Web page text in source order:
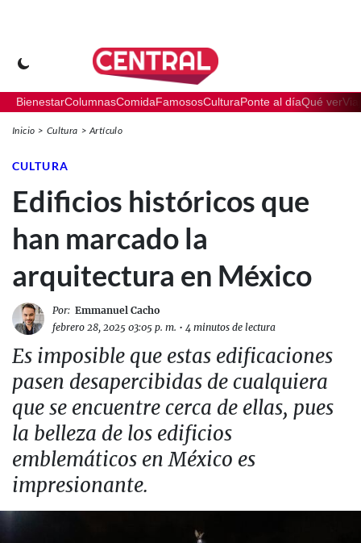
BienestarColumnasComidaFamososCulturaPonte al díaQué ver
Inicio Cultura Artículo
CULTURA
Edificios históricos que
han marcado la
arquitectura en México
Por: Emmanuel Cacho
febrero 28, 2025 03:05 p. m. • 4 minutos de lectura
Es imposible que estas edificaciones
pasen desapercibidas de cualquiera
que se encuentre cerca de ellas, pues
la belleza de los edificios
emblemáticos en México es
impresionante.